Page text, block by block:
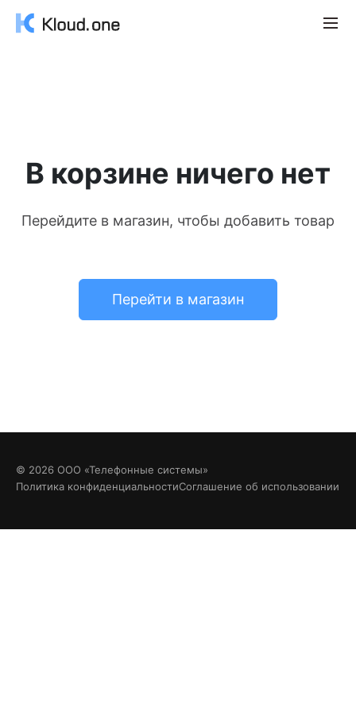
В корзине ничего нет
Перейдите в магазин, чтобы добавить товар
Перейти в магазин
© 2026 ООО «Телефонные системы»
Политика конфиденциальностиСоглашение об использовании